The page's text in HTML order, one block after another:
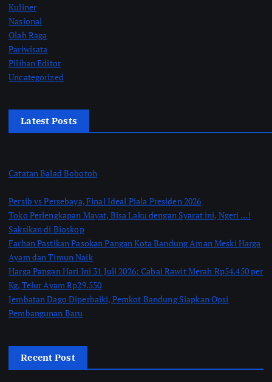
Kuliner
Nasional
Olah Raga
Pariwisata
Pilihan Editor
Uncategorized
Latest Posts
Catatan Balad Bobotoh
Persib vs Persebaya, Final Ideal Piala Presiden 2026
Toko Perlengkapan Mayat, Bisa Laku dengan Syarat ini, Ngeri …!
Saksikan di Bioskop
Farhan Pastikan Pasokan Pangan Kota Bandung Aman Meski Harga
Ayam dan Timun Naik
Harga Pangan Hari Ini 31 Juli 2026: Cabai Rawit Merah Rp54.450 per
Kg, Telur Ayam Rp29.550
Jembatan Dago Diperbaiki, Pemkot Bandung Siapkan Opsi
Pembangunan Baru
Recent Post